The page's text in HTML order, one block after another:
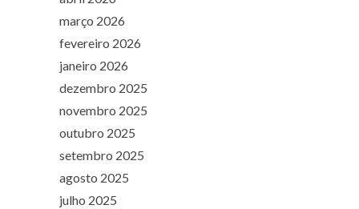
março 2026
fevereiro 2026
janeiro 2026
dezembro 2025
novembro 2025
outubro 2025
setembro 2025
agosto 2025
julho 2025